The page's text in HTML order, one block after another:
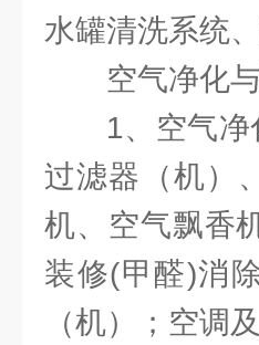
水罐清洗系统
空气净化
1、空气
过滤器（机）
机、空气飘香
装修(甲醛)消
（机）；空调